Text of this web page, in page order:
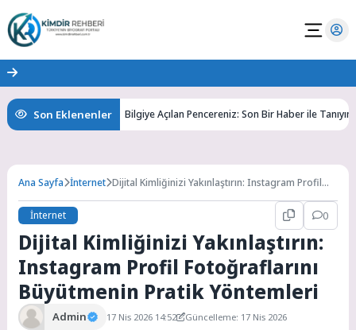
Son Eklenenler
Keşfedin Bilgiye Açılan Pencereniz: Son Bir Haber ile Tanıyın ve
Ana Sayfa İnternet Dijital Kimliğinizi Yakınlaştırın: Instagram Profil
İnternet
0
Dijital Kimliğinizi Yakınlaştırın:
Instagram Profil Fotoğraflarını
Büyütmenin Pratik Yöntemleri
Admin 17 Nis 2026 14:52
Güncelleme: 17 Nis 2026